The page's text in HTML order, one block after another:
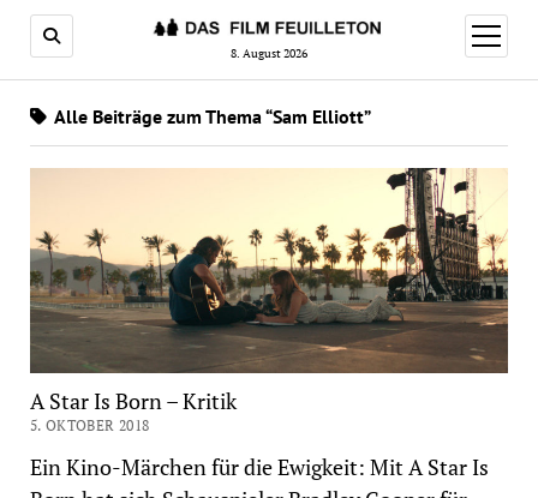
8. August 2026
Menü
öffnen
Alle Beiträge zum Thema “Sam Elliott”
A Star Is Born – Kritik
5. OKTOBER 2018
Ein Kino-Märchen für die Ewigkeit: Mit A Star Is